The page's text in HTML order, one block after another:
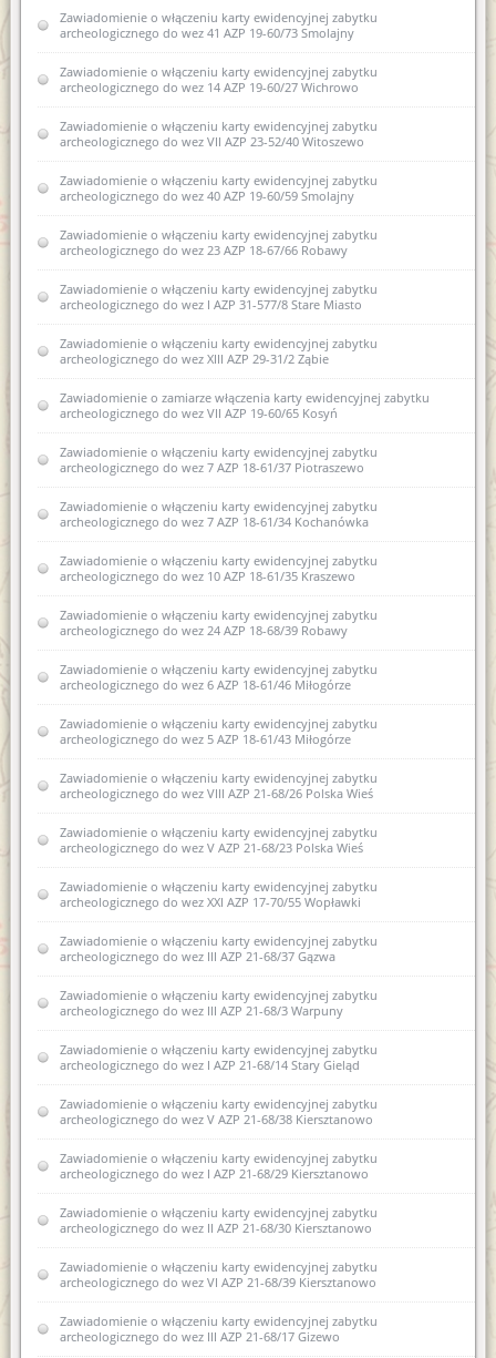
zabytku archeologicznego lądowego do Wojewódzkiej
ewidencji zabytków 13 AZP 18-61/36 Stryjkowo
zabytku archeologicznego lądowego do Wojewódzkiej
ewidencji zabytków 10 AZP 27-74/11 Nowe Guty
Zawiadomienie o włączeniu kart ewidencyjnych zabytków
archeologicznych lądowych do wojewódzkiej ewidencji
zabytków w miejscowości Stryjkowo gm. Lidzbark Warmiński
Zawiadomienie o włączeniu karty ewidencyjne zabytku
archeologicznego lądowego do wojewódzkiej ewidencji
zabytków archeologicznych 10 AZP 27-74/11 Nowe Guty
Zawiadomienie o włączeniu kart ewidencyjnych zabytków
archeologicznych lądowych do wojewódzkiej ewidencji
zabytków w miejscowości Stryjkowo
Zawiadomienie o zamiarze włączenia do karty ewidencyjnej
zabytku archeologicznego lądowego do wojewódzkiej
ewidencji zabytków18 AZP 27-66/32 Stare Kiejkuty
Zawiadomienie o zamiarze włączenia do karty ewidencyjnej
zabytku archeologicznego lądowego do wojewódzkiej
ewidencji zabytków 1 AZP 29-57/19 Dylewo
Zawiadomienie o zamiarze włączenia do karty ewidencyjnej
zabytku archeologicznego lądowego do wojewódzkiej
ewidencji zabytków XLII AZP 25-61/72 Bartąg
Zawiadomienie o zamiarze włączenia do karty ewidencyjnej
zabytku archeologicznego lądowego do wojewódzkiej
ewidencji zabytków III AZP 15-53/12 Nowe Monasterzysko
Zawiadomienie o włączeniu karty ewidencyjnej zabytku
archeologicznego lądowego do wojewódzkiej ewidencji
zabytków 1 AZP 29-57/19 Dylewo
Zawiadomienie o włączeniu karty ewidencyjnej zabytku
archeologicznego lądowego do wojewódzkiej ewidencji
zabytków 10 AZP 30-50/63Nowe Miasto Lubawskie
Zawiadomienie o włączeniu spichlerza w Dobrym Mieście ul.
Fabryczna 15 B, obręb 0001
Zawiadomienie o włączeniu do wojewódzkiej ewidencji
zabytków karty ewidencyjnej zabytku archeologicznego
lądowego XLII AZP 25-61/72 Bartąg
Zawiadomienie o włączeniu do wojewódzkiej ewidencji
zabytków karty ewidencyjnej zabytku archeologicznego
lądowego IIIAZP 16-53/12 Nowe Monasterzysko
Zawiadomienie o włączeniu do wojewódzkiej ewidencji
zabytków karty ewidencyjnej zabytku archeologicznego
lądowego 10 AZP 30-50/63 w Biskupcu
Zawiadomienie o zamiarze włączenia karty ewidencyjnej
zabytku archeologicznego lądowego do Wojewódzkiej
ewidencji zabytków 1 AZP 24-68/11, Borowo, dz. nr 141, obr.
0001
Zawiadomienie o wszczęciu postępowania administracyjnego w
sprawie wydania pozwolenia na prowadzenie archeologicznych
badań powierzchniowych na trasie planowanej budowy
obwodnicy w miejscowości Gąski, obr. Zajdy w ciągi drogi
krajowej.
Zawiadomienie o włączeniu karty ewidencyjnej zabytku
archeologicznego lądowego do wojewódzkiej ewidencji
zabytków archeologicznych 1AZP 24-68/11 Borowo
Zawiadomienie o zakończeniu postępowania
administracyjnego w sprawie wydania pozwolenia na
prowadzenie archeologicznych badań powierzchniowych na
trasie planowanej budowy obwodnicy miejscowości Gąski
Zawiadomienie o sporządzeniu nowej karty ewidencyjnej
zabytku archeologicznego lądowego i zamiarze włączenia jej do
wez XVI AZP 22-66/32 Biskupiec
Zawiadomienie o włączeniu karty ewidencyjnej zabytku
archeologicznego do wez 41 AZP 19-60/73 Smolajny
Zawiadomienie o włączeniu karty ewidencyjnej zabytku
archeologicznego do wez 14 AZP 19-60/27 Wichrowo
Zawiadomienie o włączeniu karty ewidencyjnej zabytku
archeologicznego do wez VII AZP 23-52/40 Witoszewo
Zawiadomienie o włączeniu karty ewidencyjnej zabytku
archeologicznego do wez 40 AZP 19-60/59 Smolajny
Zawiadomienie o włączeniu karty ewidencyjnej zabytku
archeologicznego do wez 23 AZP 18-67/66 Robawy
Zawiadomienie o włączeniu karty ewidencyjnej zabytku
archeologicznego do wez I AZP 31-577/8 Stare Miasto
Zawiadomienie o włączeniu karty ewidencyjnej zabytku
archeologicznego do wez XIII AZP 29-31/2 Ząbie
Zawiadomienie o zamiarze włączenia karty ewidencyjnej zabytku
archeologicznego do wez VII AZP 19-60/65 Kosyń
Zawiadomienie o włączeniu karty ewidencyjnej zabytku
archeologicznego do wez 7 AZP 18-61/37 Piotraszewo
Zawiadomienie o włączeniu karty ewidencyjnej zabytku
archeologicznego do wez 7 AZP 18-61/34 Kochanówka
Zawiadomienie o włączeniu karty ewidencyjnej zabytku
archeologicznego do wez 10 AZP 18-61/35 Kraszewo
Zawiadomienie o włączeniu karty ewidencyjnej zabytku
archeologicznego do wez 24 AZP 18-68/39 Robawy
Zawiadomienie o włączeniu karty ewidencyjnej zabytku
archeologicznego do wez 6 AZP 18-61/46 Miłogórze
Zawiadomienie o włączeniu karty ewidencyjnej zabytku
archeologicznego do wez 5 AZP 18-61/43 Miłogórze
Zawiadomienie o włączeniu karty ewidencyjnej zabytku
archeologicznego do wez VIII AZP 21-68/26 Polska Wieś
Zawiadomienie o włączeniu karty ewidencyjnej zabytku
archeologicznego do wez V AZP 21-68/23 Polska Wieś
Zawiadomienie o włączeniu karty ewidencyjnej zabytku
archeologicznego do wez XXI AZP 17-70/55 Wopławki
Zawiadomienie o włączeniu karty ewidencyjnej zabytku
archeologicznego do wez III AZP 21-68/37 Gązwa
Zawiadomienie o włączeniu karty ewidencyjnej zabytku
archeologicznego do wez III AZP 21-68/3 Warpuny
Zawiadomienie o włączeniu karty ewidencyjnej zabytku
archeologicznego do wez I AZP 21-68/14 Stary Gieląd
Zawiadomienie o włączeniu karty ewidencyjnej zabytku
archeologicznego do wez V AZP 21-68/38 Kiersztanowo
Zawiadomienie o włączeniu karty ewidencyjnej zabytku
archeologicznego do wez I AZP 21-68/29 Kiersztanowo
Zawiadomienie o włączeniu karty ewidencyjnej zabytku
archeologicznego do wez II AZP 21-68/30 Kiersztanowo
Zawiadomienie o włączeniu karty ewidencyjnej zabytku
archeologicznego do wez VI AZP 21-68/39 Kiersztanowo
Zawiadomienie o włączeniu karty ewidencyjnej zabytku
archeologicznego do wez III AZP 21-68/17 Gizewo